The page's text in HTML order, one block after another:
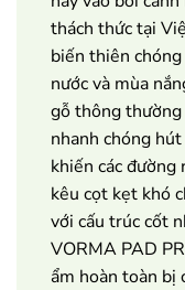
thách thức tại
biến thiên
nước và mùa
gỗ thông thường
nhanh chóng
khiến các
kêu cọt kẹt khó
với cấu trúc cốt
VORMA PAD
ẩm hoàn toàn bị